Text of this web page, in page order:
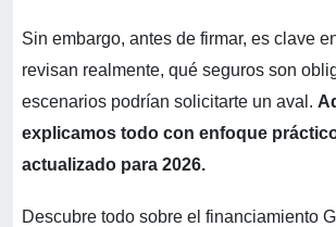
Sin embargo, antes de firmar, es clave
revisan realmente, qué seguros son
escenarios podrían solicitarte un aval.
explicamos todo con enfoque
actualizado para 2026.
Descubre todo sobre el financiamiento